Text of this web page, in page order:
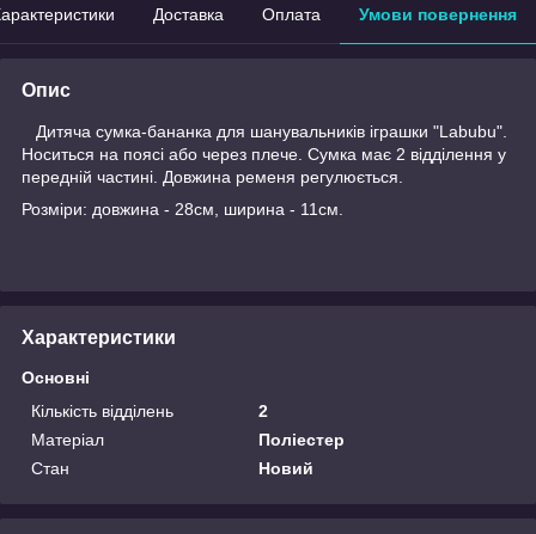
Доставка Оплата Умови повернення
Опис
Дитяча сумка-бананка для шанувальників іграшки "Labubu".
Носиться на поясі або через плече. Сумка має 2 відділення у
передній частині. Довжина ременя регулюється.
Розміри: довжина - 28см, ширина - 11см.
Характеристики
Основні
Кількість відділень
2
Матеріал
Поліестер
Стан
Новий